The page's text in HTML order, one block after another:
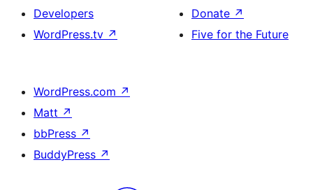
Developers
WordPress.tv ↗
Donate ↗
Five for the Future
WordPress.com ↗
Matt ↗
bbPress ↗
BuddyPress ↗